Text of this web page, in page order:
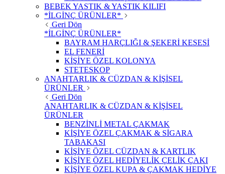
BEBEK YASTIK & YASTIK KILIFI
*İLGİNÇ ÜRÜNLER*
Geri Dön
*İLGİNÇ ÜRÜNLER*
BAYRAM HARÇLIĞI & ŞEKERİ KESESİ
EL FENERİ
KİŞİYE ÖZEL KOLONYA
STETESKOP
ANAHTARLIK & CÜZDAN & KİŞİSEL
ÜRÜNLER
Geri Dön
ANAHTARLIK & CÜZDAN & KİŞİSEL
ÜRÜNLER
BENZİNLİ METAL ÇAKMAK
KİŞİYE ÖZEL ÇAKMAK & SİGARA
TABAKASI
KİŞİYE ÖZEL CÜZDAN & KARTLIK
KİŞİYE ÖZEL HEDİYELİK ÇELİK ÇAKI
KİŞİYE ÖZEL KUPA & ÇAKMAK HEDİYE